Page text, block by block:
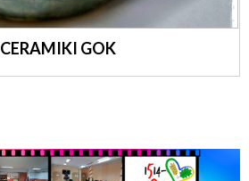
—
GOK